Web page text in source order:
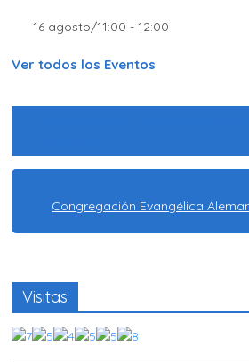
16 agosto/11:00 -12:00
Ver todos los Eventos
Congregación Evangélica
Visitas